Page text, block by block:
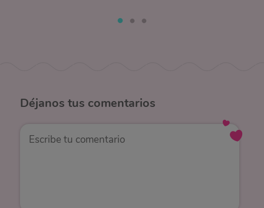
Déjanos tus comentarios